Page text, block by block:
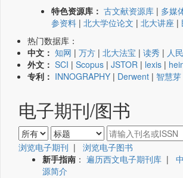
特色资源库： 古文献资源库 | 多媒
参资料 | 北大学位论文 | 北大讲座 |
热门数据库：
中文： 知网 | 万方 | 北大法宝 | 读秀 | 人
外文： SCI | Scopus | JSTOR | lexis |
专利： INNOGRAPHY | Derwent | 智慧芽
电子期刊/图书
浏览电子期刊 | 浏览电子图书
新手指南 ： 遍历西文电子期刊库 |
源简介